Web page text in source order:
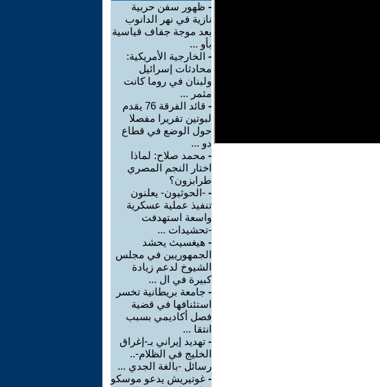
- ظهور سفن حربية
نازية في نهر الدانوب
بعد موجة جفاف قياسية
بأو ...
- الخارجية الأمريكية:
محادثات إسرائيل
ولبنان في روما كانت
مثمر ...
-
قائد الفرقة 76 يقدم
لبوتين تقريرا مفصلا
حول الوضع في قطاع
دو ...
- محمد صلاح: لماذا
اختار النجم المصري
طرابزون؟
- -الحوثيون- يعلنون
تنفيذ عملية عسكرية
واسعة استهدفت
-تحشيدات ...
- هيغسيث يحشد
الجمهوريين في مجلس
الشيوخ لدعم زيادة
كبيرة في ال ...
- جامعة بريطانية تخسر
استئنافها في قضية
فصل أكاديمي بسبب
انتقا ...
- تهديد إيراني بـ-إغراق
الخليج في الظلام-..
رسائل -بالغة الجدي ...
- غوتيريش يدعو موسكو